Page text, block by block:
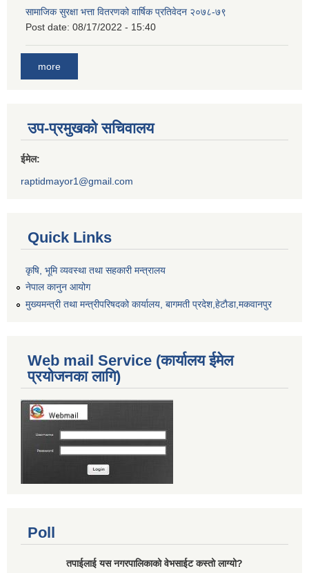
सामाजिक सुरक्षा भत्ता वितरणको वार्षिक प्रतिवेदन २०७८-७९
Post date: 08/17/2022 - 15:40
more
उप-प्रमुखको सचिवालय
ईमेल:
raptidmayor1@gmail.com
Quick Links
कृषि, भूमि व्यवस्था तथा सहकारी मन्त्रालय
नेपाल कानुन आयोग
मुख्यमन्त्री तथा मन्त्रीपरिषदको कार्यालय, बागमती प्रदेश,हेटाैडा,मकवानपुर
Web mail Service (कार्यालय ईमेल
प्रयोजनका लागि)
Poll
तपाईलाई यस नगरपालिकाको वेभसाईट कस्तो लाग्यो?